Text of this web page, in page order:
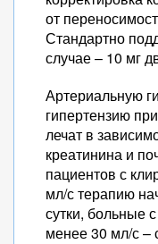
от
Стандартно
случае – 10 мг
Артериальную
гипертензию
лечат в
креатинина и
пациентов с
мл/с терапию
сутки, больные
менее 30 мл/с –